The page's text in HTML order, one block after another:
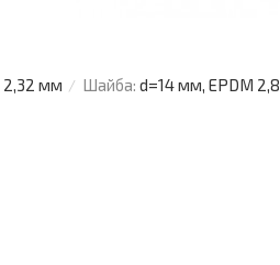
2,32 мм Шайба: d=14 мм, EPDM 2,8